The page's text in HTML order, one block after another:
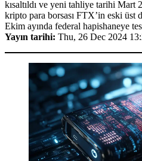
kısaltıldı ve yeni tahliye tarihi Mart
kripto para borsası FTX’in eski üst
Ekim ayında federal hapishaneye
Yayın tarihi: Thu, 26 Dec 2024